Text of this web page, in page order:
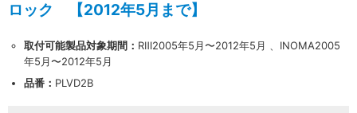
ロック 【2012年5月まで】
取付可能製品対象期間： RⅢ2005年5月〜2012年5月 、INOMA2005
年5月〜2012年5月
品番： PLVD2B